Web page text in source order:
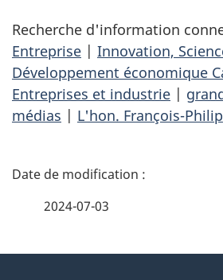
Recherche d'information
Entreprise | Innovation,
Développement économique
Entreprises et industrie |
médias | L'hon. François-
D
2024-07-03